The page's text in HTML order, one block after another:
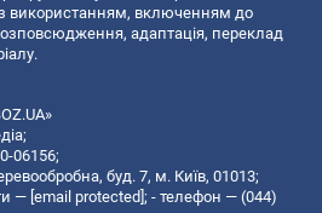
використанням, включенням до
адаптація, переклад
06156;
буд. 7, м. Київ, 01013;
— [email protected]; - телефон — (044)